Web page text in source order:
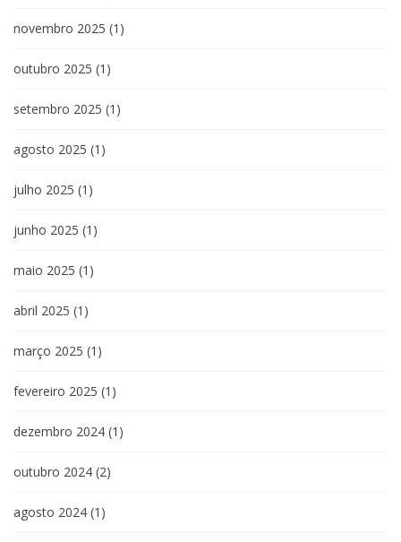
novembro 2025 (1)
outubro 2025 (1)
setembro 2025 (1)
agosto 2025 (1)
julho 2025 (1)
junho 2025 (1)
maio 2025 (1)
abril 2025 (1)
março 2025 (1)
fevereiro 2025 (1)
dezembro 2024 (1)
outubro 2024 (2)
agosto 2024 (1)